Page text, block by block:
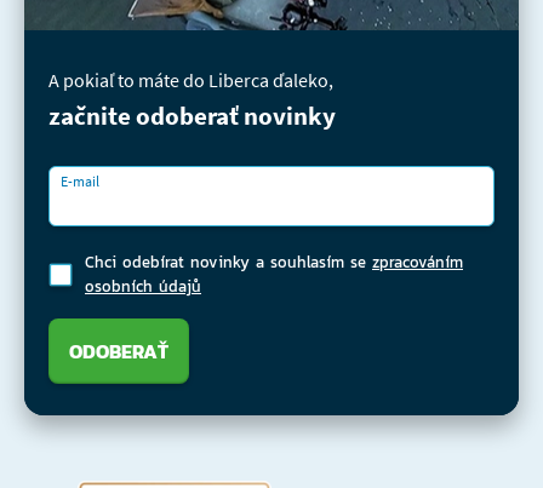
A pokiaľ to máte do Liberca ďaleko,
začnite odoberať novinky
E-mail
Chci odebírat novinky a souhlasím se zpracováním
osobních údajů
ODOBERAŤ